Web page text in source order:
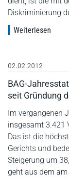
Diskriminierung
Weiterlesen
02.02.2012
BAG-
seit Gründung
Im vergangenen
insgesamt 3.421
Das ist die
Gerichts und
Steigerung um
geht aus dem